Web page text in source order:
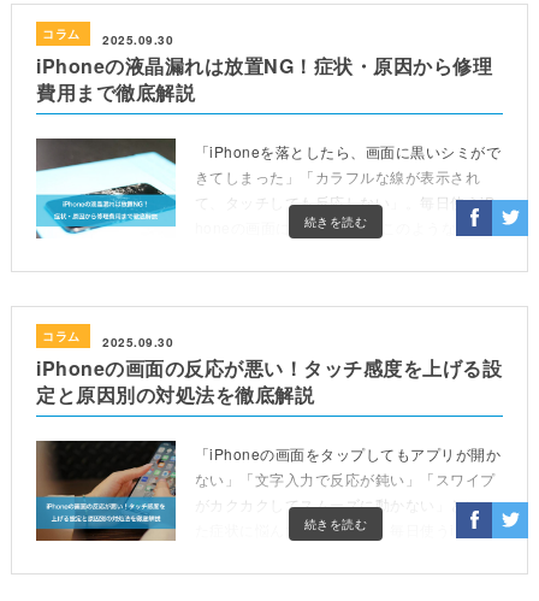
iPhoneの液晶漏れは放置NG！症状・原因から修理
費用まで徹底解説
コラム 2025.09.30
続きを読む
「iPhoneを落としたら、画面に黒いシミがで
きてしまった」「カラフルな線が表示され
て、タッチしても反応しない」。毎日使うiP
honeの画面に、ある日突然このような異常が
しれません […]
iPhoneの画面の反応が悪い！タッチ感度を上げる設
定と原因別の対処法を徹底解説
コラム 2025.09.30
続きを読む
「iPhoneの画面をタップしてもアプリが開か
ない」「文字入力で反応が鈍い」「スワイプ
がカクカクしてスムーズに動かない」といっ
た症状に悩んでいませんか。毎日使うiPhone
レスにな […]